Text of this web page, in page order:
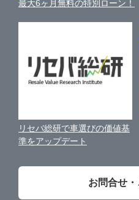
高知
近くのお店で車を探す
車比較サイト
保険代理店業務に関する基本
古物営業法に基づく表示
お客様の声
会社案内
最大6ヶ月無料の特別ローン！
リセバ総研で車選びの価値基
準をアップデート
お問合せ・